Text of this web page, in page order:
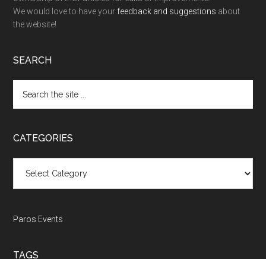
We would love to have your feedback and suggestions about
the website!
SEARCH
the
CATEGORIES
Paros Events
TAGS